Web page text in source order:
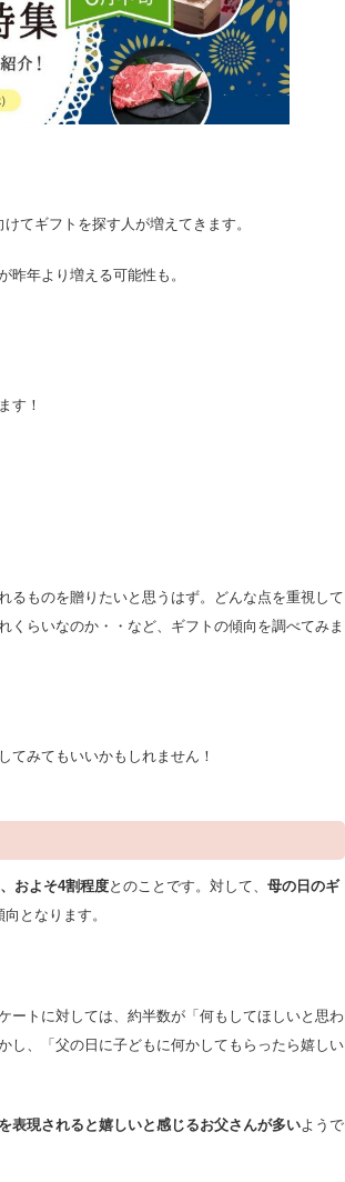
てギフトを探す人が増えてきます。
年より増える可能性も。
す！
ものを贈りたいと思うはず。
どんな点を重視して
らいなのか・・など、 ギフトの傾向を調べてみま
てみてもいいかもしれません！
およそ4割程度とのことです。 対して、 母の日のギ
となります。
ートに対しては、約半数が「何もしてほしいと思わ
し、「父の日に子どもに何かしてもらったら嬉しい
表現されると嬉しいと感じるお父さんが多いようで